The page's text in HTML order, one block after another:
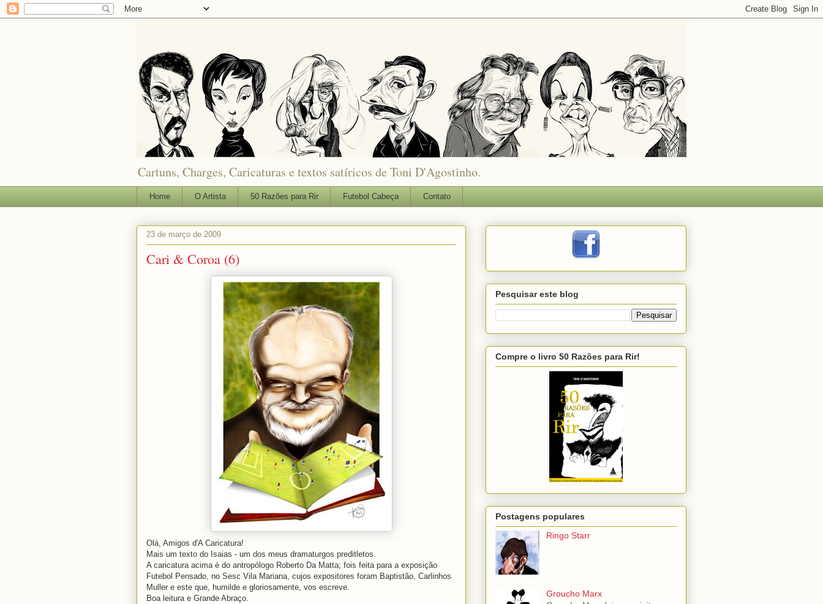
Cartuns, Charges, Caricaturas e textos satíricos de Toni D'Agostinho.
Home O Artista 50 Razões para Rir Futebol Cabeça Contato
23 de março de 2009
Cari & Coroa (6)
Olá, Amigos d'A Caricatura!
Mais um texto do Isaias - um dos meus dramaturgos preditletos.
A caricatura acima é do antropólogo Roberto Da Matta; fois feita para a exposição
Futebol Pensado, no Sesc Vila Mariana, cujos expositores foram Baptistão, Carlinhos
Muller e este que, humilde e gloriosamente, vos escreve.
Boa leitura e Grande Abraço.
Pesquisar este blog
Compre o livro 50 Razões para Rir!
Postagens populares
Ringo Starr
Groucho Marx